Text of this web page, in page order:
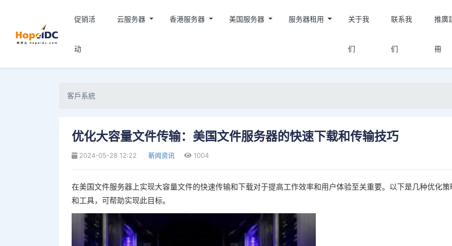
促销活
动
云服务器 香港服务器 美国服务器 服务器租用 关于我
们
联系我
们
推廣
冊
客戶系統
优化大容量文件传输：美国文件服务器的快速下载和传输技巧
2024-05-28 12:22 新闻资讯 1004
在美国文件服务器上实现大容量文件的快速传输和下载对于提高工作效率和用户体验至关重要。以下是几种优化策
和工具，可帮助实现此目标。